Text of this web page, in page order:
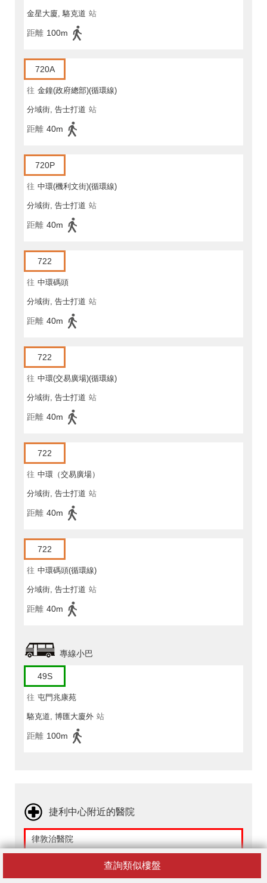
查詢類似樓盤
金星大廈, 駱克道 站
距離 100m
720A
往 金鐘(政府總部)(循環線)
分域街, 告士打道 站
距離 40m
720P
往 中環(機利文街)(循環線)
分域街, 告士打道 站
距離 40m
722
往 中環碼頭
分域街, 告士打道 站
距離 40m
722
往 中環(交易廣場)(循環線)
分域街, 告士打道 站
距離 40m
722
往 中環（交易廣場）
分域街, 告士打道 站
距離 40m
722
往 中環碼頭(循環線)
分域街, 告士打道 站
距離 40m
專線小巴
49S
往 屯門兆康苑
駱克道, 博匯大廈外 站
距離 100m
捷利中心附近的醫院
律敦治醫院
香港島灣仔皇后大道東266號
距離 590m